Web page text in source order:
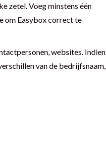
zetel. Voeg minstens één
om Easybox correct te
websites. Indien
van de bedrijfsnaam,